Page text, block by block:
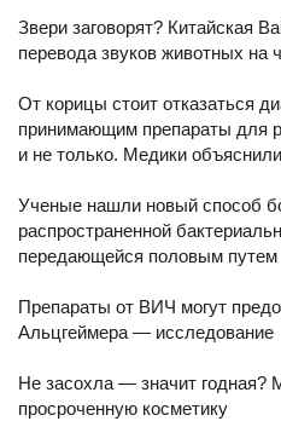
Звери заговорят? Китайская
перевода звуков животных на
От корицы стоит отказаться
принимающим препараты для
и не только. Медики
Ученые нашли новый способ
распространенной
передающейся половым путем
Препараты от ВИЧ могут
Альцгеймера — исследование
Не засохла — значит годная?
просроченную косметику